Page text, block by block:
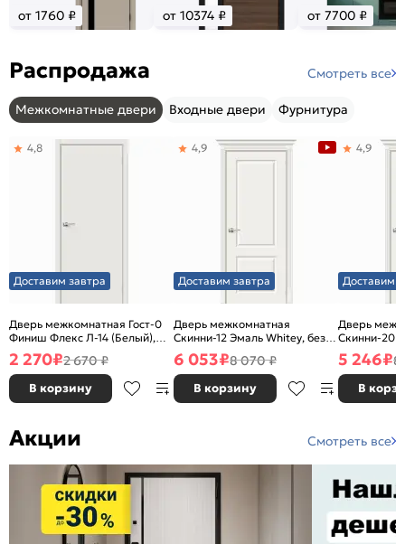
от 1760 ₽ от 10374 ₽ от 7700 ₽
Распродажа Смотреть все
Межкомнатные двери Входные двери Фурнитура
Доставим завтра
Дверь межкомнатная Гост-0
Финиш Флекс Л-14 (Белый),
глухая, каркасно-щитовая
4,8
2 270₽2 670 ₽
В корзину
Доставим завтра
Дверь межкомнатная
Скинни-12 Эмаль Whitey, без
декора, глухая, без стекла,
без кромки, скиновая
4,9
6 053₽8 070 ₽
В корзину
Доставим
Дверь
Скинни-20
декора,
без кромки,
4,9
5 246₽8
В
Акции Смотреть все